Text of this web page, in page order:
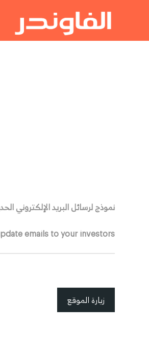
نموذج لرسائل البريد الإلكتروني
emails to your investors.
زيارة الموقع